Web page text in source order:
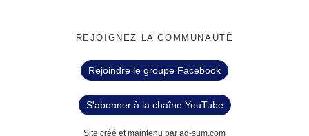
REJOIGNEZ LA COMMUNAUTÉ
Rejoindre le groupe Facebook
S'abonner à la chaîne YouTube
Site créé et maintenu par ad-sum.com